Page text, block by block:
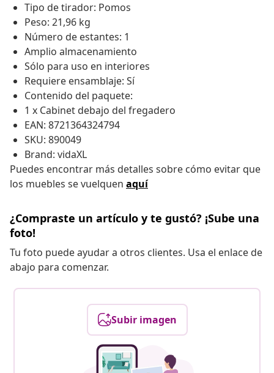
Tipo de tirador: Pomos
Peso: 21,96 kg
Número de estantes: 1
Amplio almacenamiento
Sólo para uso en interiores
Requiere ensamblaje: Sí
Contenido del paquete:
1 x Cabinet debajo del fregadero
EAN: 8721364324794
SKU: 890049
Brand: vidaXL
Puedes encontrar más detalles sobre cómo evitar que
los muebles se vuelquen aquí
¿Compraste un artículo y te gustó? ¡Sube una
foto!
Tu foto puede ayudar a otros clientes. Usa el enlace de
abajo para comenzar.
Subir imagen